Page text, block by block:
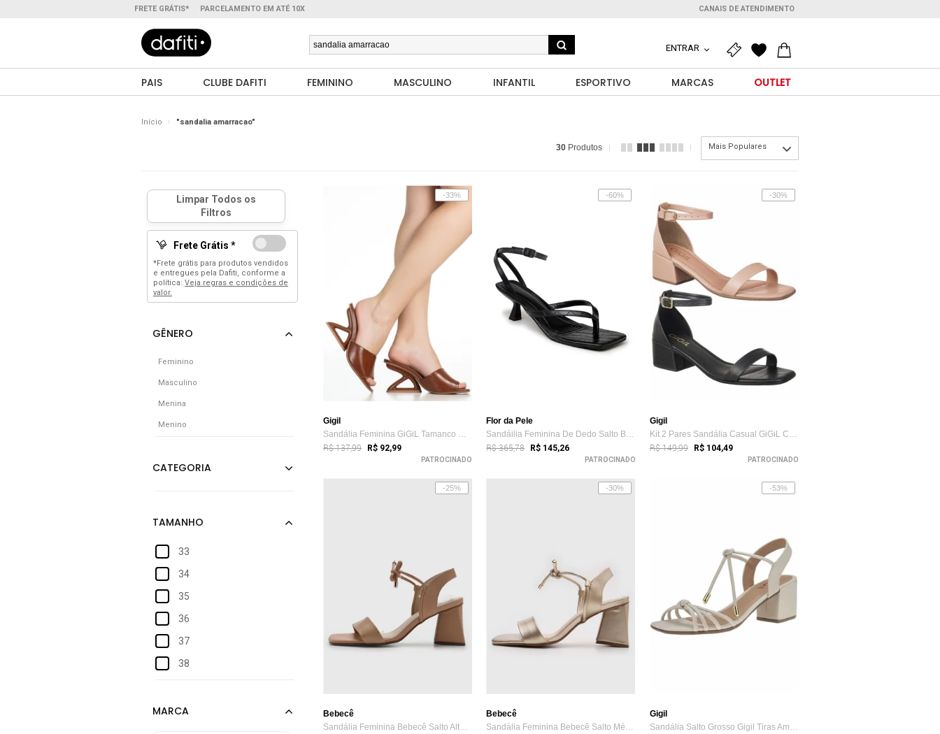
FRETE GRÁTIS* PARCELAMENTO EM ATÉ 10X CANAIS DE ATENDIMENTO
ENTRAR
PAIS CLUBE DAFITI FEMININO MASCULINO INFANTIL ESPORTIVO MARCAS OUTLET
Início "sandalia amarracao"
30 Produtos Mais Populares
Frete Grátis *
*Frete grátis para produtos vendidos
e entregues pela Dafiti, conforme a
política: Veja regras e condições de
valor.
Feminino
Masculino
Menina
Menino
33
34
35
36
37
38
40
-33%
Gigil
Sandália Feminina GiGiL Tamanco Mule Sal...
R$ 137,99 R$ 92,99
PATROCINADO
-60%
Flor da Pele
Sandáilia Feminina De Dedo Salto Baixo F...
R$ 365,78 R$ 145,26
PATROCINADO
-30%
Gigil
Kit 2 Pares Sandália Casual GiGiL Clássi...
R$ 149,99 R$ 104,49
PATROCINADO
-25%
Bebecê
Sandália Feminina Bebecê Salto Alto Amar...
-30%
Bebecê
Sandália Feminina Bebecê Salto Médio Ama...
-53%
Gigil
Sandália Salto Grosso Gigil Tiras Amarra...